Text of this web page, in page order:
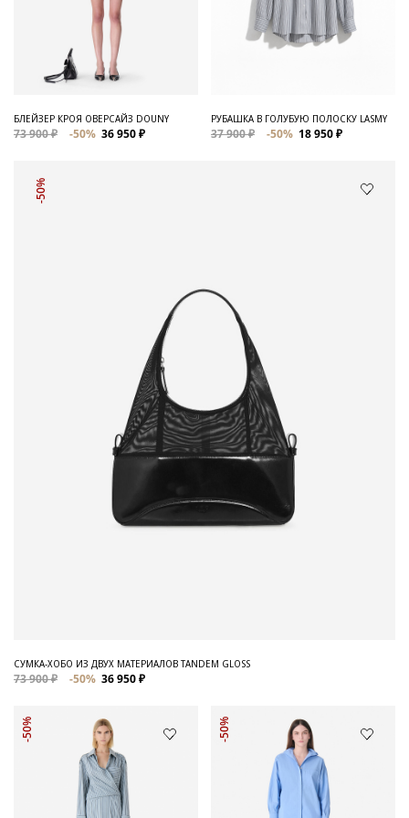
БЛЕЙЗЕР КРОЯ ОВЕРСАЙЗ DOUNY
73 900 ₽ -50% 36 950 ₽
РУБАШКА В ГОЛУБУЮ ПОЛОСКУ LASMY
37 900 ₽ -50% 18 950 ₽
-50%
СУМКА-ХОБО ИЗ ДВУХ МАТЕРИАЛОВ TANDEM GLOSS
73 900 ₽ -50% 36 950 ₽
-50% -50%